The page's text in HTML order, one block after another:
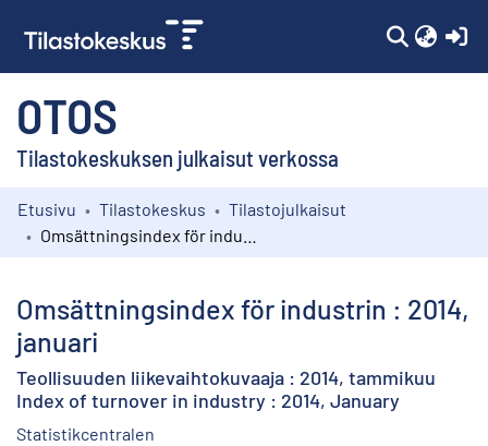
OTOS
Tilastokeskuksen julkaisut verkossa
Kokoelmat
Etusivu Tilastokeskus
Tilastojulkaisut
Omsättningsindex för industrin : 2014,
januari
Teollisuuden liikevaihtokuvaaja : 2014, tammikuu
Index of turnover in industry : 2014, January
Statistikcentralen